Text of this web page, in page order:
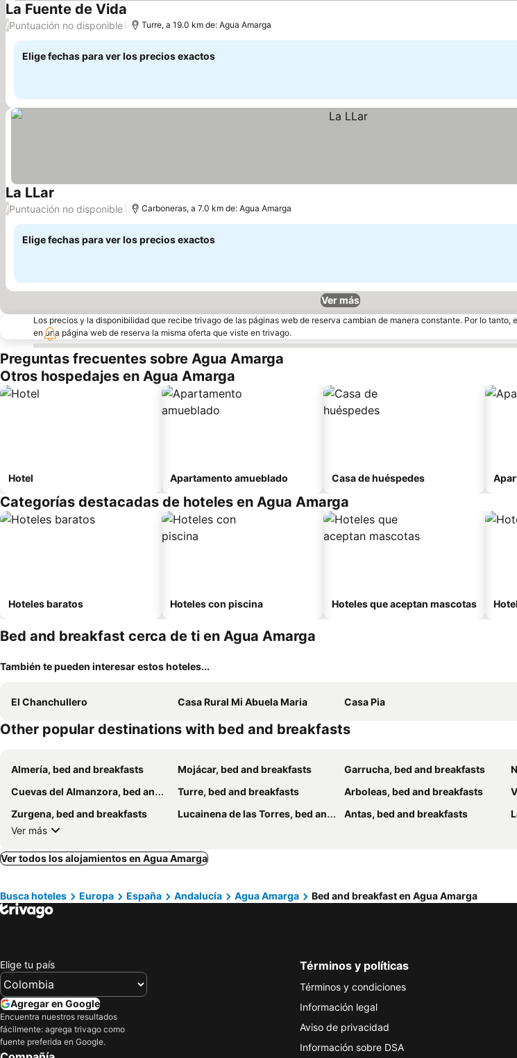
La Fuente de Vida
/Puntuación no disponible Turre, a 19.0 km de: Agua Amarga
Elige fechas para ver los precios exactos
La LLar
/Puntuación no disponible Carboneras, a 7.0 km de: Agua Amarga
Elige fechas para ver los precios exactos
Ver más
Los precios y la disponibilidad que recibe trivago de las páginas web de reserva cambian de manera constante. Por lo tanto,
en una página web de reserva la misma oferta que viste en trivago.
Preguntas frecuentes sobre Agua Amarga
Otros hospedajes en Agua Amarga
Hotel Apartamento amueblado Casa de huéspedes
Categorías destacadas de hoteles en Agua Amarga
Hoteles baratos Hoteles con piscina Hoteles que aceptan mascotas
Bed and breakfast cerca de ti en Agua Amarga
También te pueden interesar estos hoteles...
El Chanchullero Casa Rural Mi Abuela Maria Casa Pia
Other popular destinations with bed and breakfasts
Almería, bed and breakfasts Mojácar, bed and breakfasts Garrucha, bed and breakfasts
Cuevas del Almanzora, bed and breakfasts
Turre, bed and breakfasts Arboleas, bed and breakfasts
Zurgena, bed and breakfasts
Lucainena de las Torres, bed and breakfasts Antas, bed and breakfasts
Ver más
Ver todos los alojamientos en Agua Amarga
Busca hoteles Europa España Andalucía Agua Amarga Bed and breakfast en Agua Amarga
Elige tu país
Agregar en Google
Encuentra nuestros resultados
fácilmente: agrega trivago como
fuente preferida en Google.
Términos y políticas
Términos y condiciones
Información legal
Aviso de privacidad
Información sobre DSA